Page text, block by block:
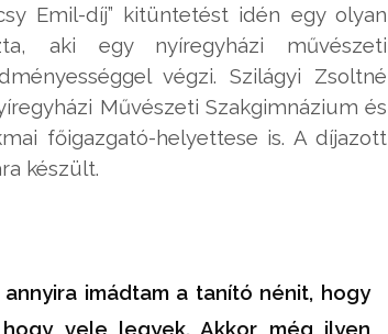
Emil-díj” kitüntetést idén egy olyan
aki egy nyíregyházi művészeti
végzi. Szilágyi Zsoltné
Művészeti Szakgimnázium és
főigazgató-helyettese is. A díjazott
készült.
imádtam a tanító nénit, hogy
vele legyek. Akkor még ilyen